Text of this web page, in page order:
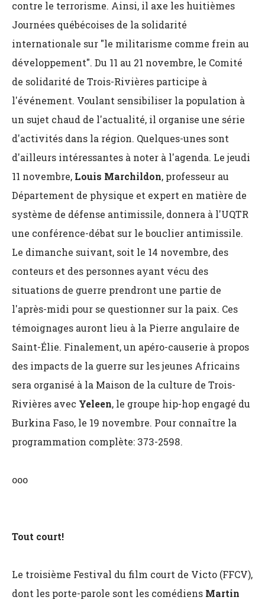
contre le terrorisme. Ainsi, il axe les huitièmes
Journées québécoises de la solidarité
internationale sur "le militarisme comme frein au
développement". Du 11 au 21 novembre, le Comité
de solidarité de Trois-Rivières participe à
l'événement. Voulant sensibiliser la population à
un sujet chaud de l'actualité, il organise une série
d'activités dans la région. Quelques-unes sont
d'ailleurs intéressantes à noter à l'agenda. Le jeudi
11 novembre, Louis Marchildon, professeur au
Département de physique et expert en matière de
système de défense antimissile, donnera à l'UQTR
une conférence-débat sur le bouclier antimissile.
Le dimanche suivant, soit le 14 novembre, des
conteurs et des personnes ayant vécu des
situations de guerre prendront une partie de
l'après-midi pour se questionner sur la paix. Ces
témoignages auront lieu à la Pierre angulaire de
Saint-Élie. Finalement, un apéro-causerie à propos
des impacts de la guerre sur les jeunes Africains
sera organisé à la Maison de la culture de Trois-
Rivières avec Yeleen, le groupe hip-hop engagé du
Burkina Faso, le 19 novembre. Pour connaître la
programmation complète: 373-2598.
ooo
Tout court!
Le troisième Festival du film court de Victo (FFCV),
dont les porte-parole sont les comédiens Martin